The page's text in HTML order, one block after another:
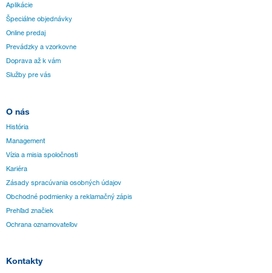
Aplikácie
Špeciálne objednávky
Online predaj
Prevádzky a vzorkovne
Doprava až k vám
Služby pre vás
O nás
História
Management
Vízia a misia spoločnosti
Kariéra
Zásady spracúvania osobných údajov
Obchodné podmienky a reklamačný zápis
Prehľad značiek
Ochrana oznamovateľov
Kontakty